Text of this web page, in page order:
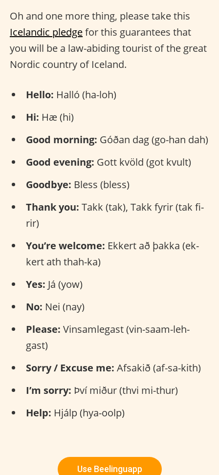
Oh and one more thing, please take this
Icelandic pledgefor this guarantees that
you will be a law-abiding tourist of the great
Nordic country of Iceland.
Hello: Halló (ha-loh)
Hi: Hæ (hi)
Good morning: Góðan dag (go-han dah)
Good evening: Gott kvöld (got kvult)
Goodbye: Bless (bless)
Thank you: Takk (tak), Takk fyrir (tak fi-
rir)
You’re welcome: Ekkert að þakka (ek-
kert ath thah-ka)
Yes: Já (yow)
No: Nei (nay)
Please: Vinsamlegast (vin-saam-leh-
gast)
Sorry / Excuse me: Afsakið (af-sa-kith)
I’m sorry: Því miður (thvi mi-thur)
Help: Hjálp (hya-oolp)
Use Beelinguapp